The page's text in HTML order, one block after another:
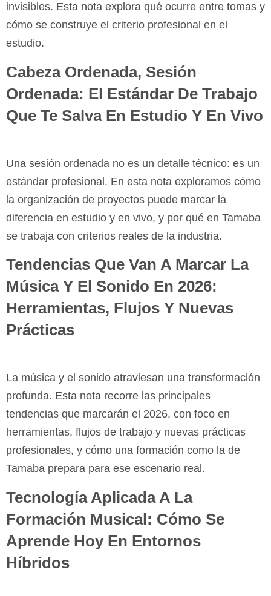
invisibles. Esta nota explora qué ocurre entre tomas y
cómo se construye el criterio profesional en el
estudio.
Cabeza Ordenada, Sesión
Ordenada: El Estándar De Trabajo
Que Te Salva En Estudio Y En Vivo
Una sesión ordenada no es un detalle técnico: es un
estándar profesional. En esta nota exploramos cómo
la organización de proyectos puede marcar la
diferencia en estudio y en vivo, y por qué en Tamaba
se trabaja con criterios reales de la industria.
Tendencias Que Van A Marcar La
Música Y El Sonido En 2026:
Herramientas, Flujos Y Nuevas
Prácticas
La música y el sonido atraviesan una transformación
profunda. Esta nota recorre las principales
tendencias que marcarán el 2026, con foco en
herramientas, flujos de trabajo y nuevas prácticas
profesionales, y cómo una formación como la de
Tamaba prepara para ese escenario real.
Tecnología Aplicada A La
Formación Musical: Cómo Se
Aprende Hoy En Entornos
Híbridos